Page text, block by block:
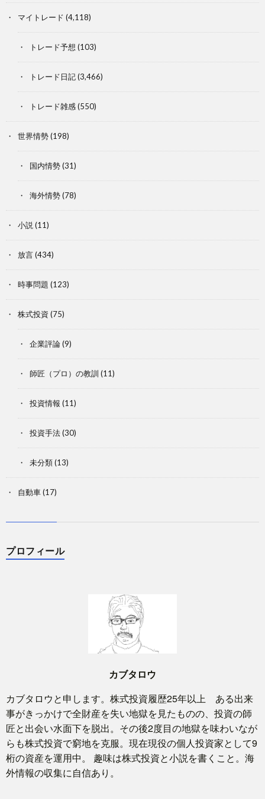
マイトレード (4,118)
トレード予想 (103)
トレード日記(3,466)
トレード雑感(550)
世界情勢(198)
国内情勢(31)
海外情勢(78)
小説 (11)
放言(434)
時事問題 (123)
株式投資 (75)
企業評論(9)
師匠（プロ）の教訓 (11)
投資情報 (11)
投資手法(30)
未分類(13)
自動車(17)
プロフィール
カブタロウ
カブタロウと申します。株式投資履歴25年以上 ある出来
事がきっかけで全財産を失い地獄を見たものの、投資の師
匠と出会い水面下を脱出。その後2度目の地獄を味わいなが
らも株式投資で窮地を克服。現在現役の個人投資家として9
桁の資産を運用中。 趣味は株式投資と小説を書くこと。海
外情報の収集に自信あり。